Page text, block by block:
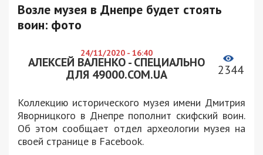
Возле музея в Днепре будет стоять
воин: фото
24/11/2020 - 16:40
АЛЕКСЕЙ ВАЛЕНКО - СПЕЦИАЛЬНО
ДЛЯ 49000.COM.UA
2344
Коллекцию исторического музея имени Дмитрия
Яворницкого в Днепре пополнит скифский воин.
Об этом сообщает отдел археологии музея на
своей странице в Facebook.